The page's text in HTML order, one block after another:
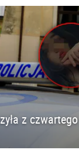
z